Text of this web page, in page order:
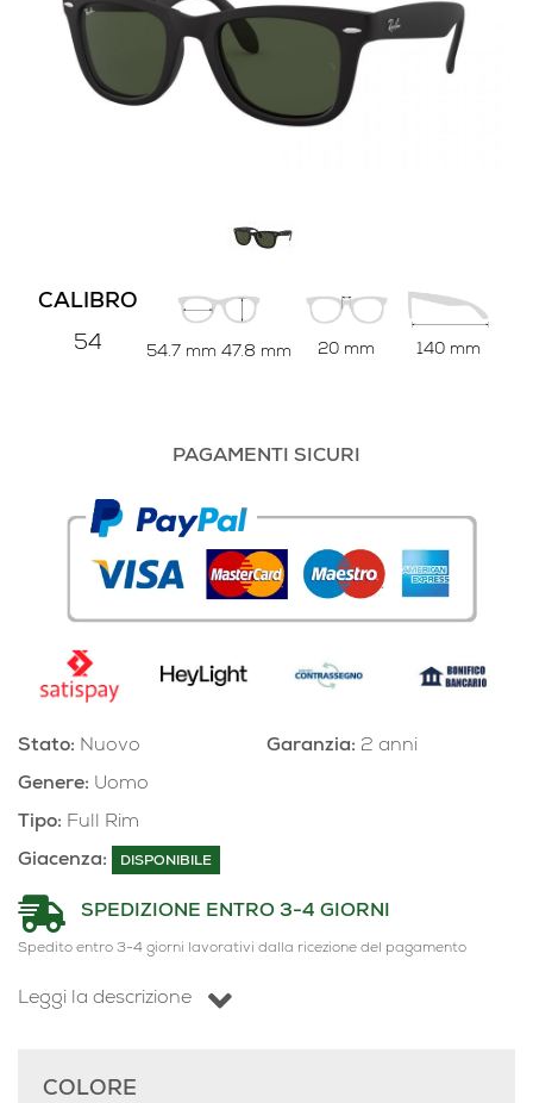
CALIBRO
54 54.7 mm47.8 mm 20 mm 140 mm
PAGAMENTI SICURI
Stato: Nuovo
Genere: Uomo
Tipo: Full Rim
Garanzia: 2 anni
Giacenza: DISPONIBILE
SPEDIZIONE ENTRO 3-4 GIORNI
Spedito entro 3-4 giorni lavorativi dalla ricezione del pagamento
Leggi la descrizione
COLORE